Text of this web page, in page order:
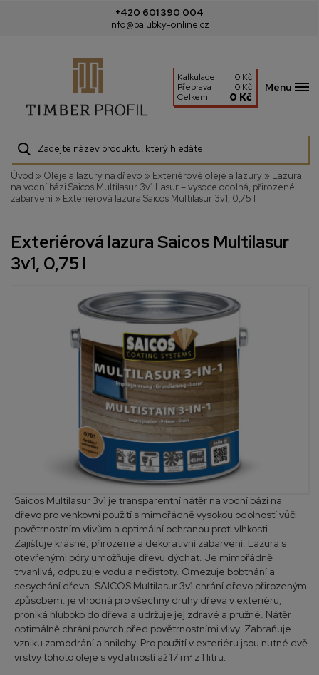
+420 601 390 004
info@palubky-online.cz
Kalkulace
0 Kč
Přeprava
0 Kč
Celkem
0 Kč
Menu
Úvod » Oleje a lazury na dřevo » Exteriérové oleje a lazury » Lazura
na vodní bázi Saicos Multilasur 3v1 Lasur – vysoce odolná, přirozené
zabarvení » Exteriérová lazura Saicos Multilasur 3v1, 0,75 l
Exteriérová lazura Saicos Multilasur
3v1, 0,75 l
Saicos Multilasur 3v1 je transparentní nátěr na vodní bázi na
dřevo pro venkovní použití s mimořádně vysokou odolností vůči
povětrnostním vlivům a optimální ochranou proti vlhkosti.
Zajišťuje krásné, přirozené a dekorativní zabarvení. Lazura s
otevřenými póry umožňuje dřevu dýchat. Je mimořádně
trvanlivá, odpuzuje vodu a nečistoty. Omezuje bobtnání a
sesychání dřeva. SAICOS Multilasur 3v1 chrání dřevo přirozeným
způsobem: je vhodná pro všechny druhy dřeva v exteriéru,
proniká hluboko do dřeva a udržuje jej zdravé a pružné. Nátěr
optimálně chrání povrch před povětrnostními vlivy. Zabraňuje
vzniku zamodrání a hniloby. Pro použití v exteriéru jsou nutné dvě
vrstvy tohoto oleje s vydatností až 17 m² z 1 litru.